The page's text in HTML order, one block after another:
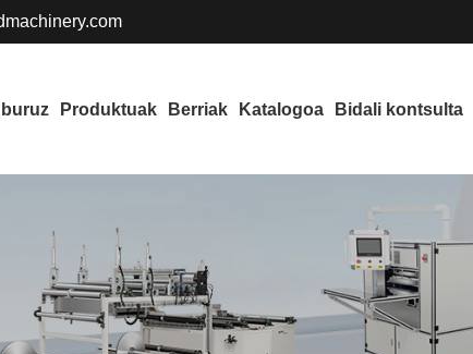
Produktuak Berriak Katalogoa Bidali kontsulta